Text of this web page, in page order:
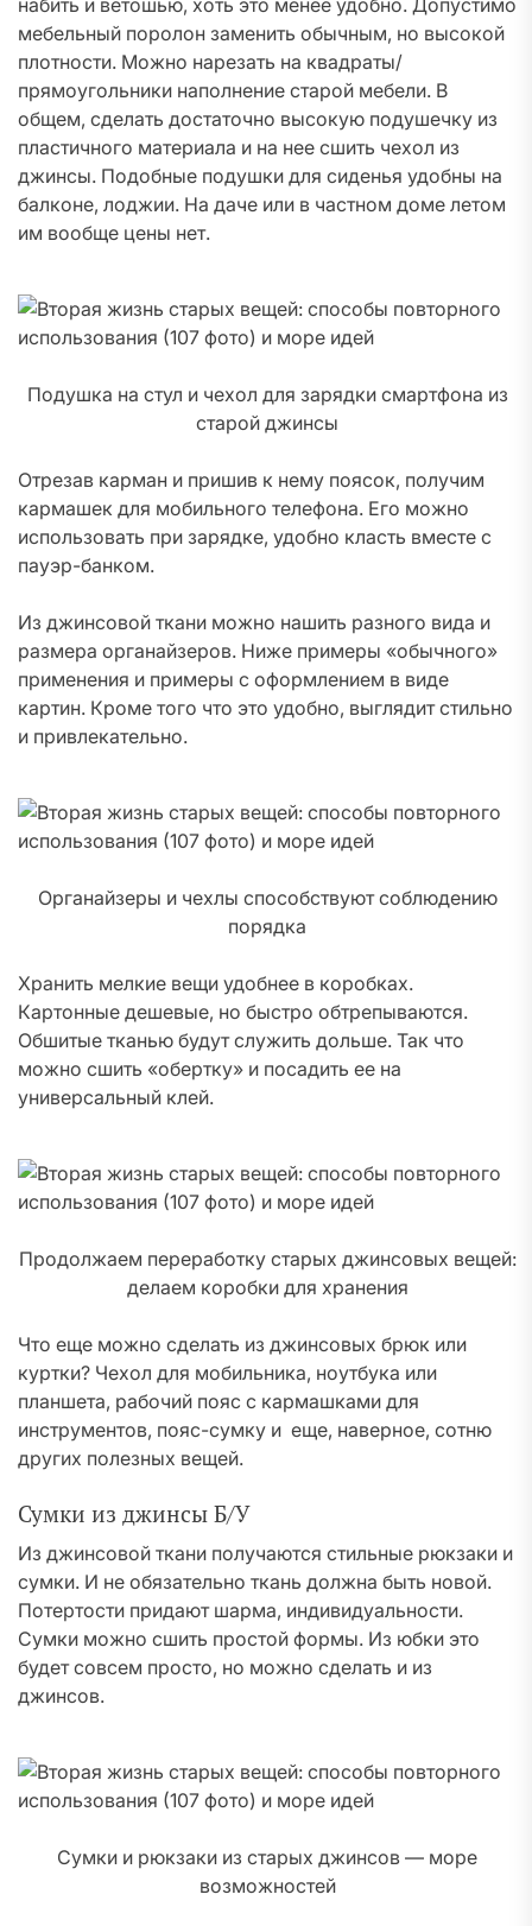
набить и ветошью, хоть это менее удобно. Допустимо
мебельный поролон заменить обычным, но высокой
плотности. Можно нарезать на квадраты/
прямоугольники наполнение старой мебели. В
общем, сделать достаточно высокую подушечку из
пластичного материала и на нее сшить чехол из
джинсы. Подобные подушки для сиденья удобны на
балконе, лоджии. На даче или в частном доме летом
им вообще цены нет.
Подушка на стул и чехол для зарядки смартфона из
старой джинсы
Отрезав карман и пришив к нему поясок, получим
кармашек для мобильного телефона. Его можно
использовать при зарядке, удобно класть вместе с
пауэр-банком.
Из джинсовой ткани можно нашить разного вида и
размера органайзеров. Ниже примеры «обычного»
применения и примеры с оформлением в виде
картин. Кроме того что это удобно, выглядит стильно
и привлекательно.
Органайзеры и чехлы способствуют соблюдению
порядка
Хранить мелкие вещи удобнее в коробках.
Картонные дешевые, но быстро обтрепываются.
Обшитые тканью будут служить дольше. Так что
можно сшить «обертку» и посадить ее на
универсальный клей.
Продолжаем переработку старых джинсовых вещей:
делаем коробки для хранения
Что еще можно сделать из джинсовых брюк или
куртки? Чехол для мобильника, ноутбука или
планшета, рабочий пояс с кармашками для
инструментов, пояс-сумку и еще, наверное, сотню
других полезных вещей.
Сумки из джинсы Б/У
Из джинсовой ткани получаются стильные рюкзаки и
сумки. И не обязательно ткань должна быть новой.
Потертости придают шарма, индивидуальности.
Сумки можно сшить простой формы. Из юбки это
будет совсем просто, но можно сделать и из
джинсов.
Сумки и рюкзаки из старых джинсов — море
возможностей